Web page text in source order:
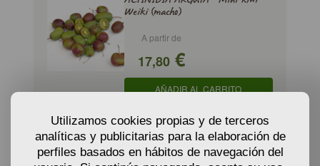
Weiki (macho)
A partir de
17,80€
AÑADIR AL CARRITO
ACTINIDIA ARGUTA Ken's Red -
Kiwiño, Mini-kiwi Ken's Red
Utilizamos cookies propias y de terceros
analíticas y publicitarias para la elaboración de
perfiles basados en hábitos de navegación del